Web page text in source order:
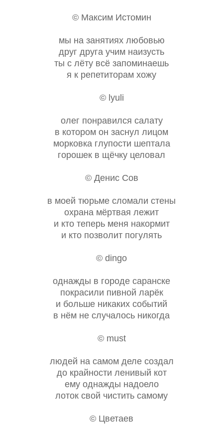
© Максим Истомин
мы на занятиях любовью
друг друга учим наизусть
ты с лёту всё запоминаешь
я к репетиторам хожу
© lyuli
олег понравился салату
в котором он заснул лицом
морковка глупости шептала
горошек в щёчку целовал
© Денис Сов
в моей тюрьме сломали стены
охрана мёртвая лежит
и кто теперь меня накормит
и кто позволит погулять
© dingo
однажды в городе саранске
покрасили пивной ларёк
и больше никаких событий
в нём не случалось никогда
© must
людей на самом деле создал
до крайности ленивый кот
ему однажды надоело
лоток свой чистить самому
© Цветаев